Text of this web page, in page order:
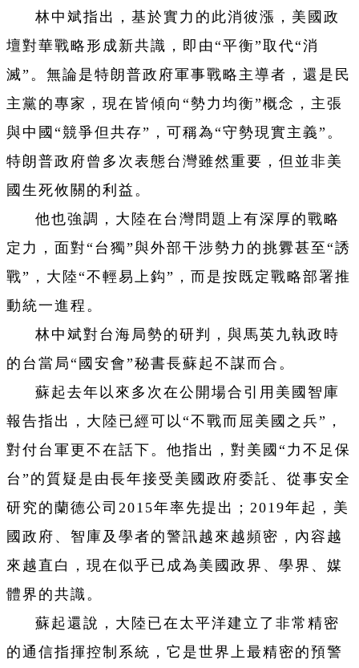
林中斌指出，基於實力的此消彼漲，美國政
壇對華戰略形成新共識，即由“平衡”取代“消
滅”。無論是特朗普政府軍事戰略主導者，還是民
主黨的專家，現在皆傾向“勢力均衡”概念，主張
與中國“競爭但共存”，可稱為“守勢現實主義”。
特朗普政府曾多次表態台灣雖然重要，但並非美
國生死攸關的利益。
他也強調，大陸在台灣問題上有深厚的戰略
定力，面對“台獨”與外部干涉勢力的挑釁甚至“誘
戰”，大陸“不輕易上鈎”，而是按既定戰略部署推
動統一進程。
林中斌對台海局勢的研判，與馬英九執政時
的台當局“國安會”秘書長蘇起不謀而合。
蘇起去年以來多次在公開場合引用美國智庫
報告指出，大陸已經可以“不戰而屈美國之兵”，
對付台軍更不在話下。他指出，對美國“力不足保
台”的質疑是由長年接受美國政府委託、從事安全
研究的蘭德公司2015年率先提出；2019年起，美
國政府、智庫及學者的警訊越來越頻密，內容越
來越直白，現在似乎已成為美國政界、學界、媒
體界的共識。
蘇起還說，大陸已在太平洋建立了非常精密
的通信指揮控制系統，它是世界上最精密的預警